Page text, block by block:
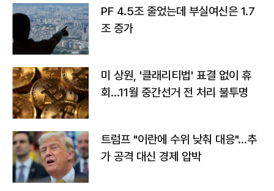
PF 4.5조 줄었는데 부실여신은 1.7
조 증가
미 상원, '클래리티법' 표결 없이 휴
회…11월 중간선거 전 처리 불투명
트럼프 "이란에 수위 낮춰 대응"…추
가 공격 대신 경제 압박